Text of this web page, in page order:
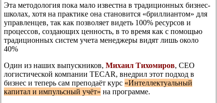
Эта методология пока мало известна в традиционных бизнес-
школах, хотя на практике она становится «бриллиантом» для
управленцев, так как позволяет видеть 100% ресурсов и
процессов, создающих ценность, в то время как с помощью
традиционных систем учета менеджеры видят лишь около
40%
Один из наших выпускников, Михаил Тихомиров, CEO
логистической компании TECAR, внедрил этот подход в
бизнес и теперь сам преподаёт курс «Интеллектуальный
капитал и импульсный учёт» на программе.